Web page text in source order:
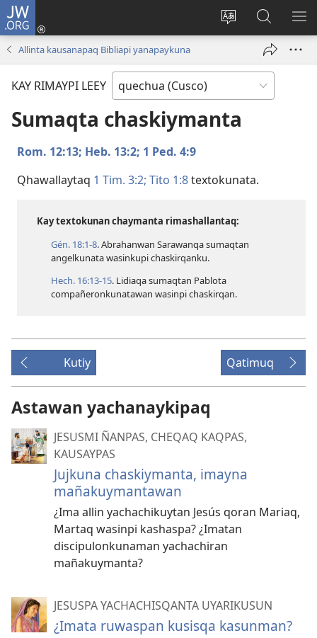
JW.ORG
Direccionpi
Sutiykiwan
jaykuy
nueva
JW.ORG
nisqapi
maskhay
Allinta kausanapaq Bibliapi yanapaykuna
KAY RIMAYPI LEEY
Sumaqta chaskiymanta
Rom. 12:13; Heb. 13:2; 1 Ped. 4:9
Qhawallaytaq 1 Tim. 3:2; Tito 1:8textokunata.
Kay textokunan chaymanta rimashallantaq:
Gén. 18:​1-8. Abrahanwan Sarawanqa sumaqtan
angelkunata wasinkupi chaskirqanku.
Hech. 16:​13-15. Lidiaqa sumaqtan Pablota
compañeronkunatawan wasinpi chaskirqan.
Kutiy Qatimuq
Astawan yachanaykipaq
JESUSMI ÑANPAS, CHEQAQ KAQPAS,
KAUSAYPAS
Jujkuna chaskiymanta, imayna
mañakuymantawan
¿Ima allin yachachikuytan Jesús qoran Mariaq,
Martaq wasinpi kashaspa? ¿Imatan
discipulonkunaman yachachiran
mañakuymanta?
JESUSPA YACHACHISQANTA UYARIKUSUN
¿Imata ruwaspan kusisqa kasunman?